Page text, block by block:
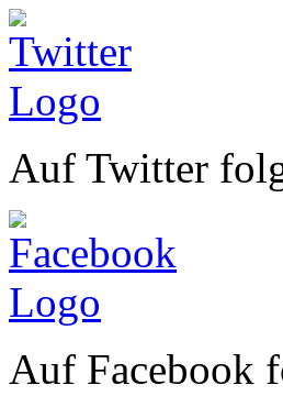
Auf Twitter
Auf Facebook